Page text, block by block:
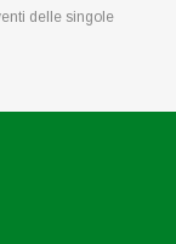
delle singole